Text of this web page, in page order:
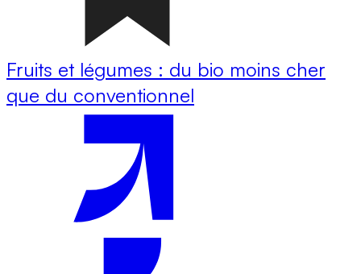
Fruits et légumes : du bio moins cher
que du conventionnel